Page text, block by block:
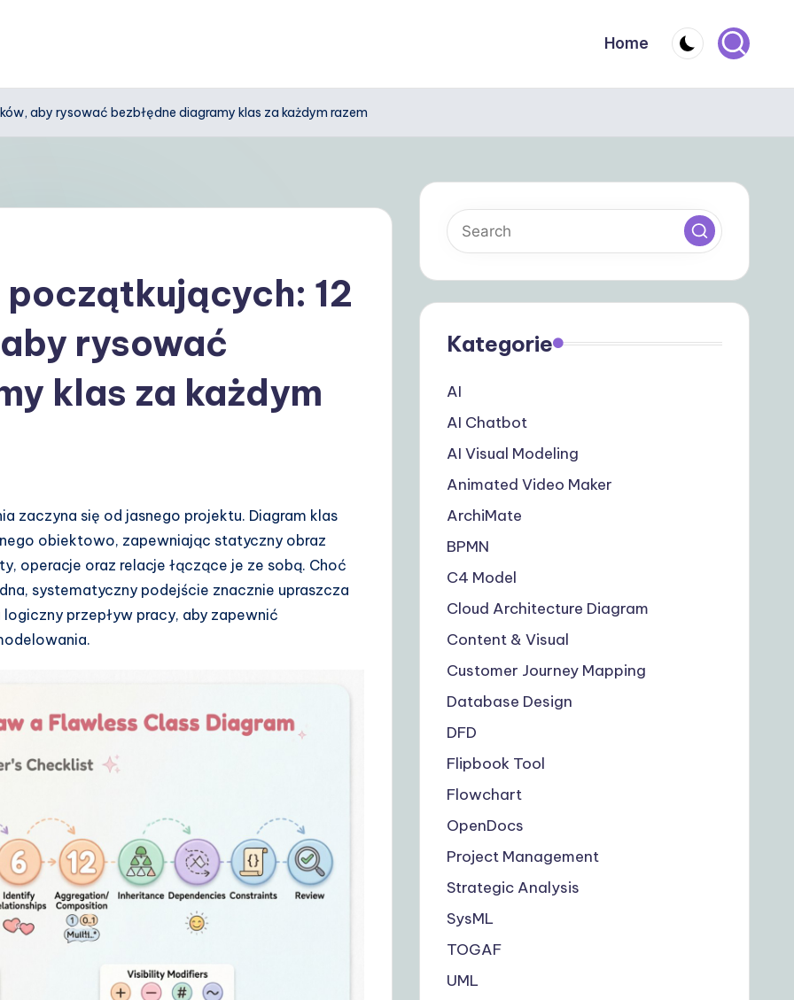
Home
aby rysować bezbłędne diagramy klas za każdym razem
12
rysować
klas za każdym
zaczyna się od jasnego projektu. Diagram klas
obiektowo, zapewniając statyczny obraz
operacje oraz relacje łączące je ze sobą. Choć
systematyczny podejście znacznie upraszcza
przepływ pracy, aby zapewnić
Kategorie
AI
AI Chatbot
AI Visual Modeling
Animated Video Maker
ArchiMate
BPMN
C4 Model
Cloud Architecture Diagram
Content & Visual
Customer Journey Mapping
Database Design
DFD
Flipbook Tool
Flowchart
OpenDocs
Project Management
Strategic Analysis
SysML
TOGAF
UML